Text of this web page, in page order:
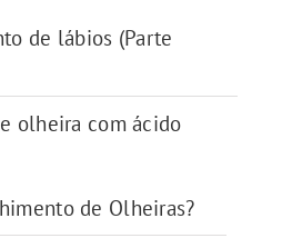
de lábios (Parte
olheira com ácido
de Olheiras?